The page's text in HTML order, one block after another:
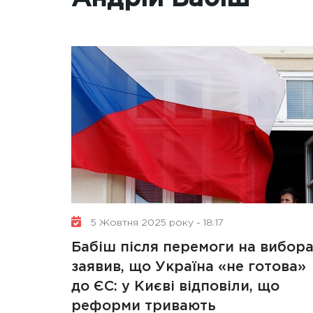
5 Жовтня 2025 року - 18:17
Бабіш після перемоги на
заявив, що Україна «не готова»
до ЄС: у Києві відповіли, що
реформи тривають